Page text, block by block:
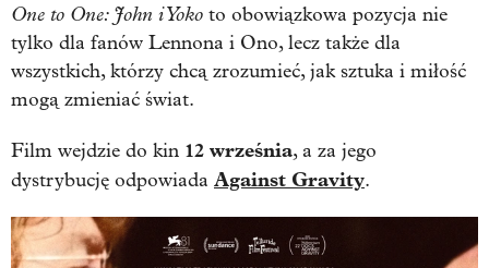
One to One: John i Yoko to obowiązkowa pozycja nie
tylko dla fanów Lennona i Ono, lecz także dla
wszystkich, którzy chcą zrozumieć, jak sztuka i miłość
mogą zmieniać świat.
Film wejdzie do kin 12 września, a za jego
dystrybucję odpowiada Against Gravity.